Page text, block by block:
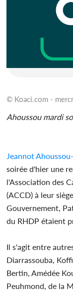
© Koaci.com -
Ahoussou mardi
Jeannot
soirée d'hier une
l'Association des
(ACCD) à leur
Gouvernement,
du RHDP étaient
Il s'agit entre
Diarrassouba,
Bertin, Amédée
Peuhmond, de la